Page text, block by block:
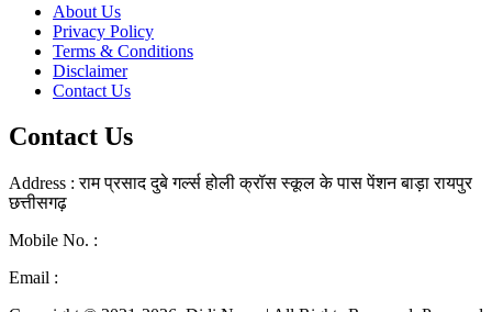
About Us
Privacy Policy
Terms & Conditions
Disclaimer
Contact Us
Contact Us
Address : राम प्रसाद दुबे गर्ल्स होली क्रॉस स्कूल के पास पेंशन बाड़ा रायपुर
छत्तीसगढ़
Mobile No. :
Email :